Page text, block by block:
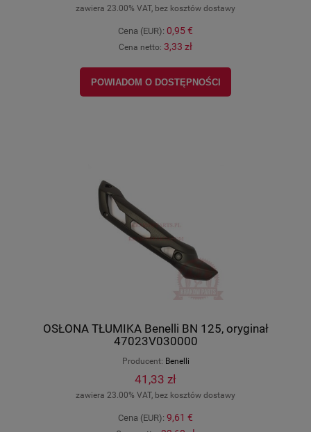
zawiera 23.00% VAT, bez kosztów dostawy
Cena (EUR): 0,95 €
Cena netto: 3,33 zł
POWIADOM O DOSTĘPNOŚCI
OSŁONA TŁUMIKA Benelli BN 125, oryginał
47023V030000
Producent: Benelli
41,33 zł
zawiera 23.00% VAT, bez kosztów dostawy
Cena (EUR): 9,61 €